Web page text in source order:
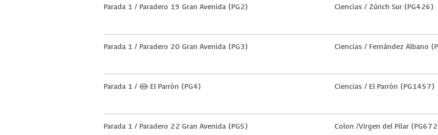
Parada 1 / Paradero 19 Gran Avenida (PG2) Ciencias / Zúrich Sur (PG426)
Parada 1 / Paradero 20 Gran Avenida (PG3) Ciencias / Fernández Albano
Parada 1 / (M) El Parrón (PG4) Ciencias / El Parrón (PG1457)
Parada 1 / Paradero 22 Gran Avenida (PG5) Colon /Virgen del Pilar